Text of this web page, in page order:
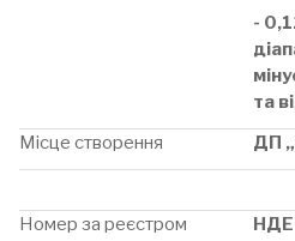
-
та
Місце створення
ДП
Номер за реєстром